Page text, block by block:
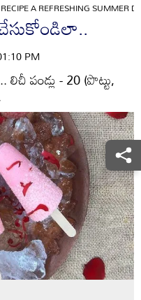
A REFRESHING SUMMER
PM
పండ్లు - 20 (పొట్టు,